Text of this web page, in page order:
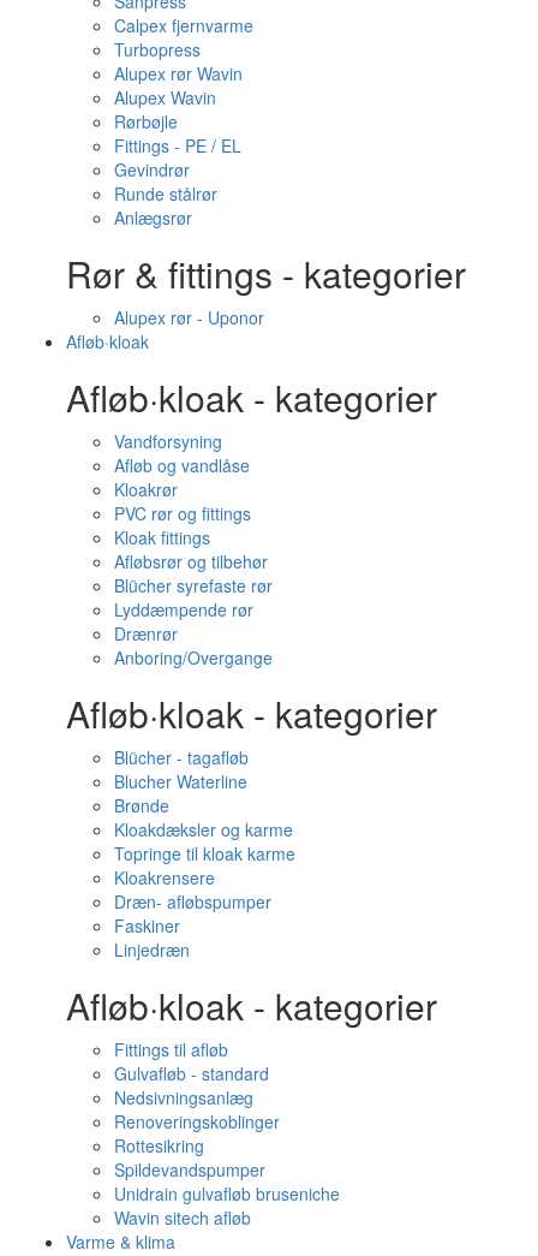
Calpex fjernvarme
Turbopress
Alupex rør Wavin
Alupex Wavin
Rørbøjle
Fittings - PE / EL
Gevindrør
Runde stålrør
Anlægsrør
Rør & fittings - kategorier
Alupex rør - Uponor
Afløb·kloak
Afløb·kloak - kategorier
Vandforsyning
Afløb og vandlåse
Kloakrør
PVC rør og fittings
Kloak fittings
Afløbsrør og tilbehør
Blücher syrefaste rør
Lyddæmpende rør
Drænrør
Anboring/Overgange
Afløb·kloak - kategorier
Blücher - tagafløb
Blucher Waterline
Brønde
Kloakdæksler og karme
Topringe til kloak karme
Kloakrensere
Dræn- afløbspumper
Faskiner
Linjedræn
Afløb·kloak - kategorier
Fittings til afløb
Gulvafløb - standard
Nedsivningsanlæg
Renoveringskoblinger
Rottesikring
Spildevandspumper
Unidrain gulvafløb bruseniche
Wavin sitech afløb
Varme & klima